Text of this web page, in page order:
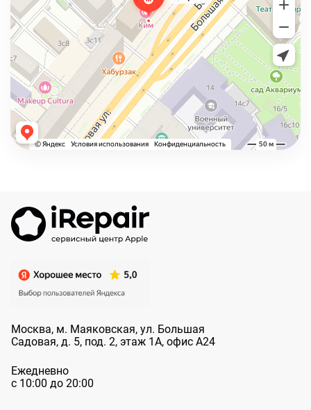
Москва, м. Маяковская, ул. Большая
Садовая, д. 5, под. 2, этаж 1А, офис А24
Ежедневно
с 10:00 до 20:00